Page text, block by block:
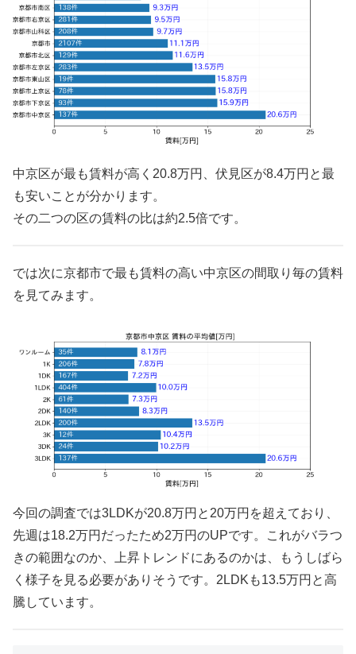
中京区が最も賃料が高く20.8万円、伏見区が8.4万円と最
も安いことが分かります。
その二つの区の賃料の比は約2.5倍です。
では次に京都市で最も賃料の高い中京区の間取り毎の賃料
を見てみます。
今回の調査では3LDKが20.8万円と20万円を超えており、
先週は18.2万円だったため2万円のUPです。これがバラつ
きの範囲なのか、上昇トレンドにあるのかは、もうしばら
く様子を見る必要がありそうです。2LDKも13.5万円と高
騰しています。